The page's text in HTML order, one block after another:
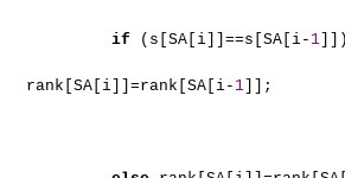
if (s[SA[i]]==s[SA[i- 1 ]])
rank[SA[i]]=rank[SA[i- 1 ]];